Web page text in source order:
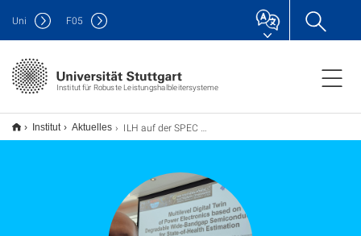
Institut für Robuste Leistungshalbleitersysteme
Uni F05
Institut Aktuelles ILH auf der SPEC 2024